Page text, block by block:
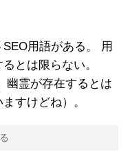
用語がある。 用
とは限らない。
幽霊が存在するとは
すけどね）。